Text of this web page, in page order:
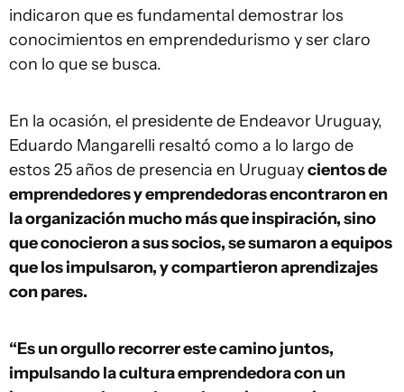
indicaron que es fundamental demostrar los
conocimientos en emprendedurismo y ser claro
con lo que se busca.
En la ocasión, el presidente de Endeavor Uruguay,
Eduardo Mangarelli resaltó como a lo largo de
estos 25 años de presencia en Uruguaycientos de
emprendedores y emprendedoras encontraron en
la organización mucho más que inspiración, sino
que conocieron a sus socios, se sumaron a equipos
que los impulsaron, y compartieron aprendizajes
con pares.
“Es un orgullo recorrer este camino juntos,
impulsando la cultura emprendedora con un